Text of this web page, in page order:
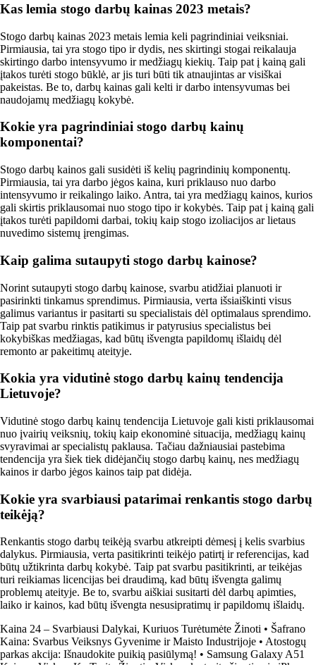
Kas lemia stogo darbų kainas 2023 metais?
Stogo darbų kainas 2023 metais lemia keli pagrindiniai veiksniai.
Pirmiausia, tai yra stogo tipo ir dydis, nes skirtingi stogai reikalauja
skirtingo darbo intensyvumo ir medžiagų kiekių. Taip pat į kainą gali
įtakos turėti stogo būklė, ar jis turi būti tik atnaujintas ar visiškai
pakeistas. Be to, darbų kainas gali kelti ir darbo intensyvumas bei
naudojamų medžiagų kokybė.
Kokie yra pagrindiniai stogo darbų kainų
komponentai?
Stogo darbų kainos gali susidėti iš kelių pagrindinių komponentų.
Pirmiausia, tai yra darbo jėgos kaina, kuri priklauso nuo darbo
intensyvumo ir reikalingo laiko. Antra, tai yra medžiagų kainos, kurios
gali skirtis priklausomai nuo stogo tipo ir kokybės. Taip pat į kainą gali
įtakos turėti papildomi darbai, tokių kaip stogo izoliacijos ar lietaus
nuvedimo sistemų įrengimas.
Kaip galima sutaupyti stogo darbų kainose?
Norint sutaupyti stogo darbų kainose, svarbu atidžiai planuoti ir
pasirinkti tinkamus sprendimus. Pirmiausia, verta išsiaiškinti visus
galimus variantus ir pasitarti su specialistais dėl optimalaus sprendimo.
Taip pat svarbu rinktis patikimus ir patyrusius specialistus bei
kokybiškas medžiagas, kad būtų išvengta papildomų išlaidų dėl
remonto ar pakeitimų ateityje.
Kokia yra vidutinė stogo darbų kainų tendencija
Lietuvoje?
Vidutinė stogo darbų kainų tendencija Lietuvoje gali kisti priklausomai
nuo įvairių veiksnių, tokių kaip ekonominė situacija, medžiagų kainų
svyravimai ar specialistų paklausa. Tačiau dažniausiai pastebima
tendencija yra šiek tiek didėjančių stogo darbų kainų, nes medžiagų
kainos ir darbo jėgos kainos taip pat didėja.
Kokie yra svarbiausi patarimai renkantis stogo darbų
teikėją?
Renkantis stogo darbų teikėją svarbu atkreipti dėmesį į kelis svarbius
dalykus. Pirmiausia, verta pasitikrinti teikėjo patirtį ir referencijas, kad
būtų užtikrinta darbų kokybė. Taip pat svarbu pasitikrinti, ar teikėjas
turi reikiamas licencijas bei draudimą, kad būtų išvengta galimų
problemų ateityje. Be to, svarbu aiškiai susitarti dėl darbų apimties,
laiko ir kainos, kad būtų išvengta nesusipratimų ir papildomų išlaidų.
Kaina 24 – Svarbiausi Dalykai, Kuriuos Turėtumėte Žinoti • Šafrano
Kaina: Svarbus Veiksnys Gyvenime ir Maisto Industrijoje • Atostogų
parkas akcija: Išnaudokite puikią pasiūlymą! • Samsung Galaxy A51